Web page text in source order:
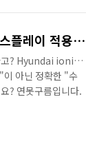
수 있는 전기차 시장
아이오닉 5 세부 스펙 유출! 초대형 44인치 헤드 업 디스플레이 적용이라고? Hyundai ioniq5 Spec! (feat. Tesla model Y)
고? Hyundai ioniq5
아닌 정확한 "수
? 연못구름입니다.
순수 전기차라고